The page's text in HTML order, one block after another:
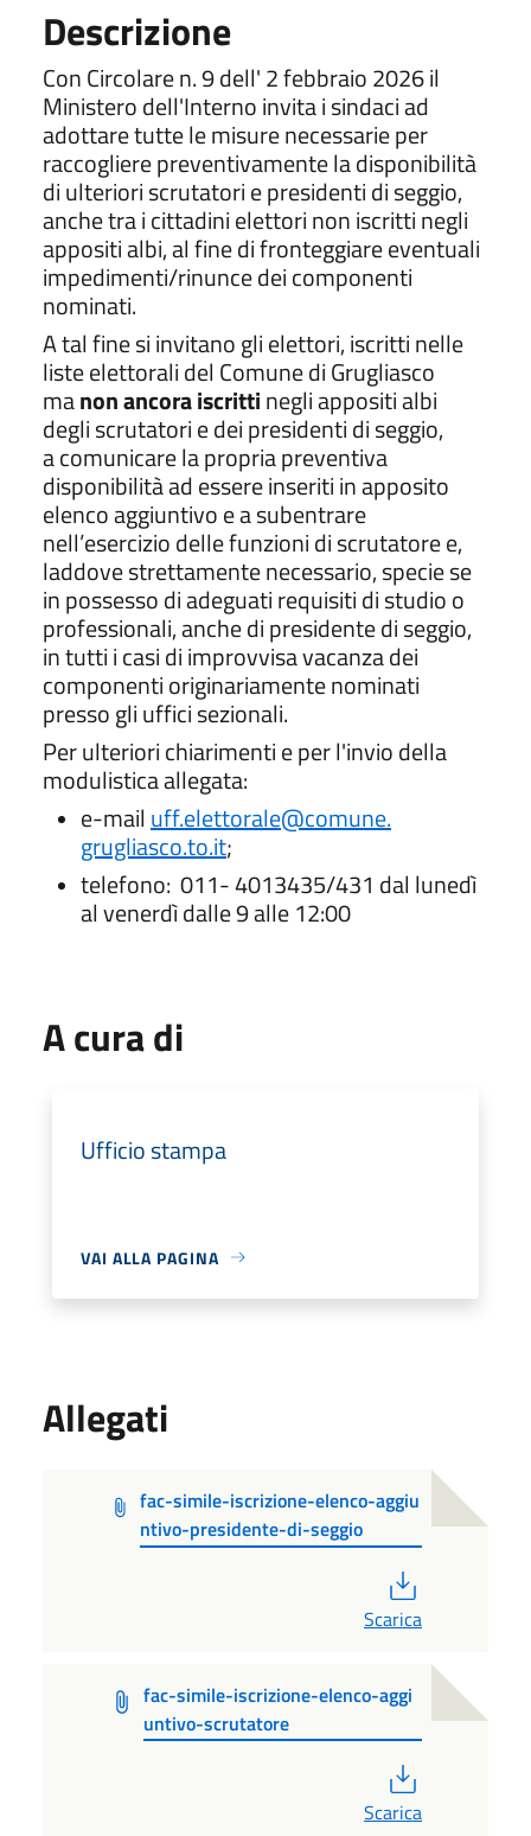
Descrizione
Con Circolare n. 9 dell' 2 febbraio 2026 il
Ministero dell'Interno invita i sindaci ad
adottare tutte le misure necessarie per
raccogliere preventivamente la disponibilità
di ulteriori scrutatori e presidenti di seggio,
anche tra i cittadini elettori non iscritti negli
appositi albi, al fine di fronteggiare eventuali
impedimenti/rinunce dei componenti
nominati.
A tal fine si invitano gli elettori, iscritti nelle
liste elettorali del Comune di Grugliasco
manon ancora iscrittinegli appositi albi
degli scrutatori e dei presidenti di seggio,
a comunicare la propria preventiva
disponibilità ad essere inseriti in apposito
elenco aggiuntivo e a subentrare
nell’esercizio delle funzioni di scrutatore e,
laddove strettamente necessario, specie se
in possesso di adeguati requisiti di studio o
professionali, anche di presidente di seggio,
in tutti i casi di improvvisa vacanza dei
componenti originariamente nominati
presso gli uffici sezionali.
Per ulteriori chiarimenti e per l'invio della
modulistica allegata:
e-mail uff.elettorale@comune.
grugliasco.to.it;
telefono: 011- 4013435/431 dal lunedì
al venerdì dalle 9 alle 12:00
A cura di
Ufficio stampa
VAI ALLA PAGINA
Allegati
fac-simile-iscrizione-elenco-aggiu
ntivo-presidente-di-seggio
Scarica
fac-simile-iscrizione-elenco-aggi
untivo-scrutatore
Scarica